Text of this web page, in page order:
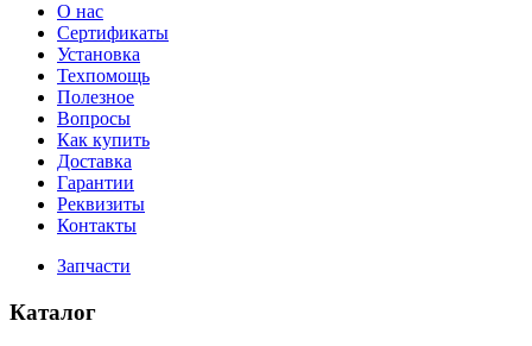
О нас
Сертификаты
Установка
Техпомощь
Полезное
Вопросы
Как купить
Доставка
Гарантии
Реквизиты
Контакты
Запчасти
Каталог